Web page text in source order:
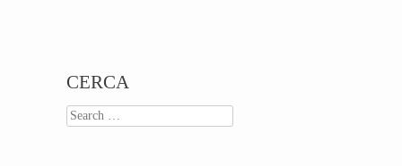
CERCA
Search